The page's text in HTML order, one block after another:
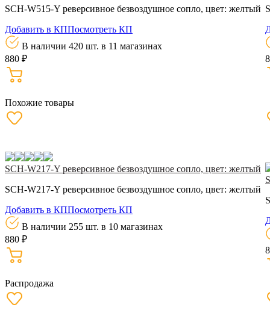
SCH-W515-Y реверсивное безвоздушное сопло, цвет: желтый
Добавить в КППосмотреть КП
В наличии 420 шт. в 11 магазинах
880 ₽
Похожие товары
SCH-W217-Y реверсивное безвоздушное сопло, цвет: желтый
SCH-W217-Y реверсивное безвоздушное сопло, цвет: желтый
Добавить в КППосмотреть КП
В наличии 255 шт. в 10 магазинах
880 ₽
Распродажа